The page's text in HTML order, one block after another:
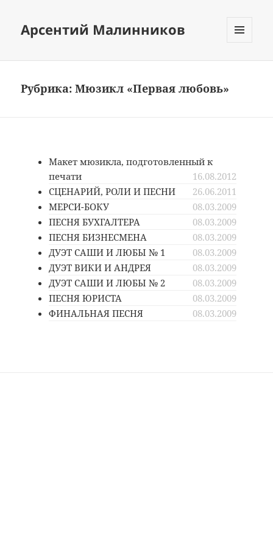
Арсентий Малинников
Рубрика:Мюзикл «Первая любовь»
Макет мюзикла, подготовленный к
печати
16.08.2012
СЦЕНАРИЙ, РОЛИ И ПЕСНИ
26.06.2011
МЕРСИ-БОКУ
08.03.2009
ПЕСНЯ БУХГАЛТЕРА
08.03.2009
ПЕСНЯ БИЗНЕСМЕНА
08.03.2009
ДУЭТ САШИ И ЛЮБЫ № 1
08.03.2009
ДУЭТ ВИКИ И АНДРЕЯ
08.03.2009
ДУЭТ САШИ И ЛЮБЫ № 2
08.03.2009
ПЕСНЯ ЮРИСТА
08.03.2009
ФИНАЛЬНАЯ ПЕСНЯ
08.03.2009